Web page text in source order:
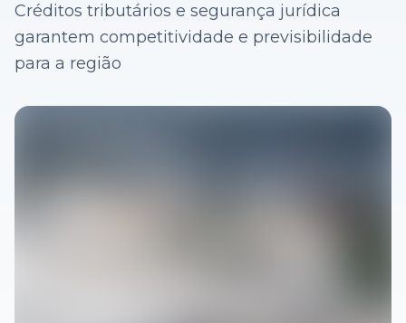
Créditos tributários e segurança jurídica
garantem competitividade e previsibilidade
para a região